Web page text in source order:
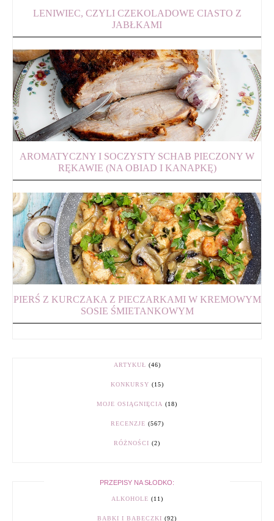
LENIWIEC, CZYLI CZEKOLADOWE CIASTO Z
JABŁKAMI
AROMATYCZNY I SOCZYSTY SCHAB PIECZONY W
RĘKAWIE (NA OBIAD I KANAPKĘ)
PIERŚ Z KURCZAKA Z PIECZARKAMI W KREMOWYM
SOSIE ŚMIETANKOWYM
ARTYKUŁ (46)
KONKURSY (15)
MOJE OSIĄGNIĘCIA (18)
RECENZJE (567)
RÓŻNOŚCI (2)
PRZEPISY NA SŁODKO:
ALKOHOLE (11)
BABKI I BABECZKI (92)